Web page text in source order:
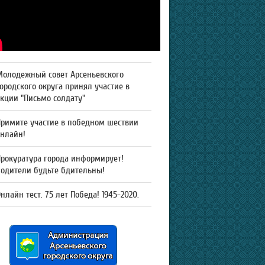
совет Арсеньевского
округа принял участие в
"Письмо солдату"
участие в победном шествии
города информирует!
будьте бдительны!
тест. 75 лет Победа! 1945-2020.